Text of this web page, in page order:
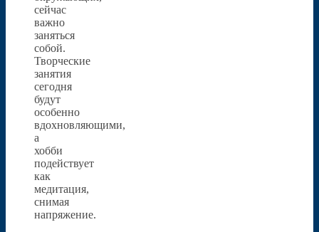
сейчас
важно
заняться
собой.
Творческие
занятия
сегодня
будут
особенно
вдохновляющими,
а
хобби
подействует
как
медитация,
снимая
напряжение.